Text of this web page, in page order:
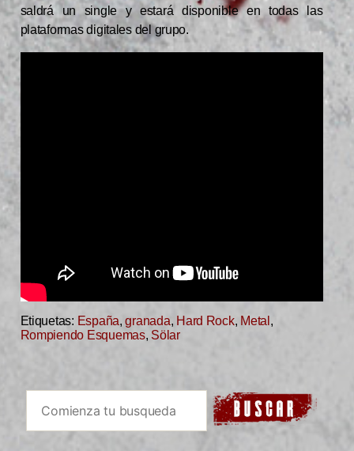
saldrá un single y estará disponible en todas las
plataformas digitales del grupo.
Etiquetas: España,granada, Hard Rock, Metal ,
Rompiendo Esquemas, Sölar